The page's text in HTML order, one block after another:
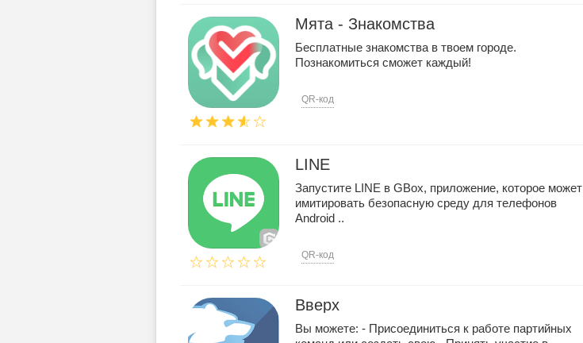
Мята - Знакомства
Бесплатные знакомства в твоем городе.
Познакомиться сможет каждый!
QR-код
LINE
Запустите LINE в GBox, приложение, которое может
имитировать безопасную среду для телефонов
Android ..
QR-код
Вверх
Вы можете: - Присоединиться к работе партийных